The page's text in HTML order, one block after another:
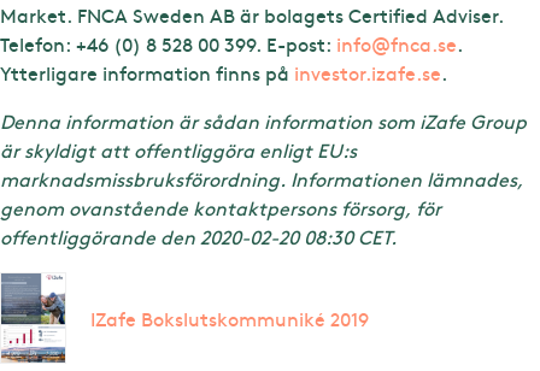
Market. FNCA Sweden AB är bolagets Certified Adviser.
Telefon: +46 (0) 8 528 00 399. E-post: info@fnca.se.
Ytterligare information finns på investor.izafe.se.
Denna information är sådan information som iZafe Group
är skyldigt att offentliggöra enligt EU:s
marknadsmissbruksförordning. Informationen lämnades,
genom ovanstående kontaktpersons försorg, för
offentliggörande den 2020-02-20 08:30 CET.
IZafe Bokslutskommuniké 2019